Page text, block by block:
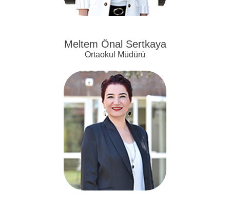
Meltem Önal Sertkaya
Ortaokul Müdürü